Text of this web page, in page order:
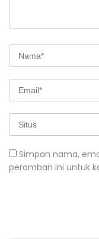
Simpan nama,
peramban ini untuk